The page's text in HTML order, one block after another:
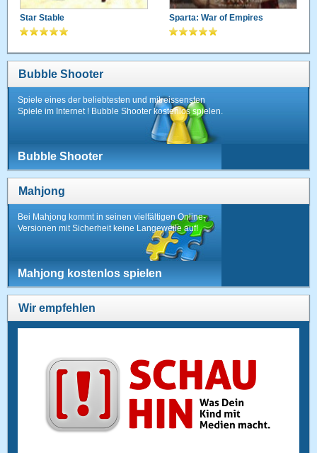
Star Stable Sparta: War of Empires
Bubble Shooter
Spiele eines der beliebtesten und mitreissensten
Spiele im Internet ! Bubble Shooter kostenlos spielen.
Bubble Shooter
Mahjong
Bei Mahjong kommt in seinen vielfältigen Online-
Versionen mit Sicherheit keine Langeweile auf!
Mahjong kostenlos spielen
Wir empfehlen